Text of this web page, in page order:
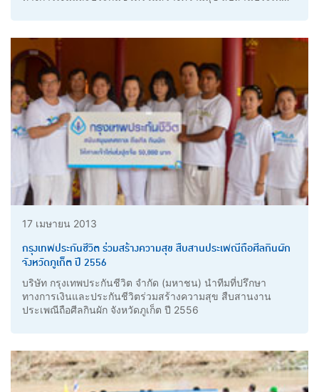
17 เมษายน 2013
กรุงเทพประกันชีวิต ร่วมสร้างความสุข สืบสานประเพณีถือศีลกินผัก
จังหวัดภูเก็ต ปี 2556
บริษัท กรุงเทพประกันชีวิต จำกัด (มหาชน) นำทีมที่ปรึกษา
ทางการเงินและประกันชีวิตร่วมสร้างความสุข สืบสานงาน
ประเพณีถือศีลกินผัก จังหวัดภูเก็ต ปี 2556